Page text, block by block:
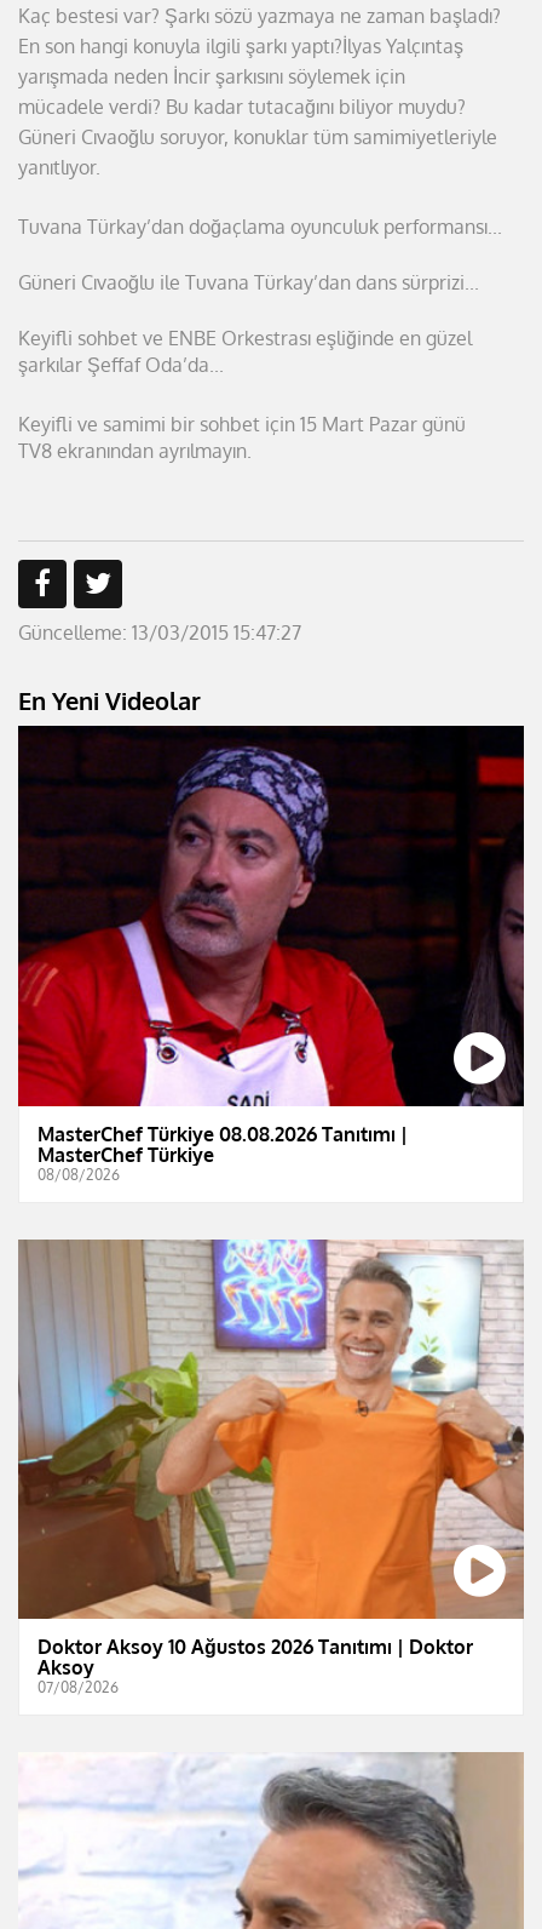
Kaç bestesi var? Şarkı sözü yazmaya ne zaman başladı?
En son hangi konuyla ilgili şarkı yaptı?İlyas Yalçıntaş
yarışmada neden İncir şarkısını söylemek için
mücadele verdi? Bu kadar tutacağını biliyor muydu?
Güneri Cıvaoğlu soruyor, konuklar tüm samimiyetleriyle
yanıtlıyor.
Tuvana Türkay’dan doğaçlama oyunculuk performansı...
Güneri Cıvaoğlu ile Tuvana Türkay’dan dans sürprizi...
Keyifli sohbet ve ENBE Orkestrası eşliğinde en güzel
şarkılar Şeffaf Oda’da...
Keyifli ve samimi bir sohbet için 15 Mart Pazar günü
TV8 ekranından ayrılmayın.
Güncelleme: 13/03/2015 15:47:27
En Yeni Videolar
MasterChef Türkiye 08.08.2026 Tanıtımı |
MasterChef Türkiye
08/08/2026
Doktor Aksoy 10 Ağustos 2026 Tanıtımı | Doktor
Aksoy
07/08/2026